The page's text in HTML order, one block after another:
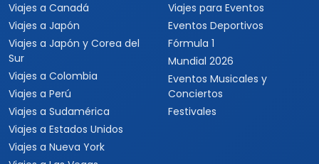
Viajes a Canadá
Viajes a Japón
Viajes a Japón y Corea del
Sur
Viajes a Colombia
Viajes a Perú
Viajes a Sudamérica
Viajes a Estados Unidos
Viajes a Nueva York
Viajes para Eventos
Eventos Deportivos
Fórmula 1
Mundial 2026
Eventos Musicales y
Conciertos
Festivales